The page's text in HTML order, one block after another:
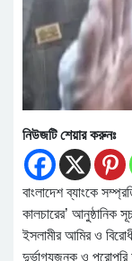
নিউজটি শেয়ার করুনঃ
বাংলাদেশ ব্যাংকে
কালচারের’ আনুষ্ঠানিক
ইসলামীর আমির ও
দুর্ভাগ্যজনক ও